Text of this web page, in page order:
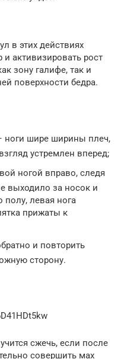
в этих действиях
активизировать рост
зону галифе, так и
поверхности бедра.
ноги шире ширины плеч,
устремлен вперед;
ногой вправо, следя
выходило за носок и
левая нога
прижаты к
и повторить
сторону.
сжечь, если после
совершить мах